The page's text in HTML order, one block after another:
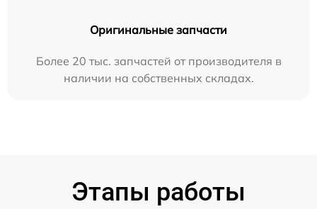
Оригинальные запчасти
Более 20 тыс. запчастей от производителя в
наличии на собственных складах.
Этапы работы